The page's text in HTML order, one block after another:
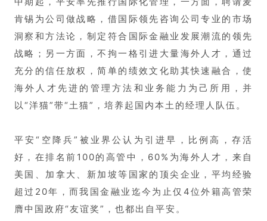
肯锡为公司做战略，借国际领先咨询公司专业的市场
洞察和方法论，制定符合国际金融业发展潮流的领先
战略；另一方面，不拘一格引进大量海外人才，通过
充分的信任放权，简单的绩效文化助其快速融合，使
海外人才先进的管理方法和业务能力为己所用，并
以“洋猫”带“土猫”，培养起国内本土的经理人队伍。
平安“空降兵”被业界公认为引进早，比例高，存活
好，在排名前100的高管中，60%为海外人才，来自
美国、加拿大、新加坡等国家的顶尖企业，平均经验
超过20年，而我国金融业迄今为止仅4位外籍高管荣
膺中国政府“友谊奖”，也都出自平安。